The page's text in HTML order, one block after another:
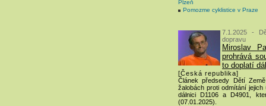
Plzeň
Pomozme cyklistice v Praze
7.1.2025 -
dopravu
Miroslav
prohrává
to doplatí
[Česká republika]
Článek předsedy Dětí
žalobách proti odmítání
dálnici D1106 a D4901,
(07.01.2025).